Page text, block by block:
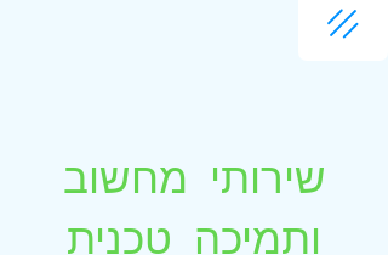
שירותי מחשוב
ותמיכה טכנית